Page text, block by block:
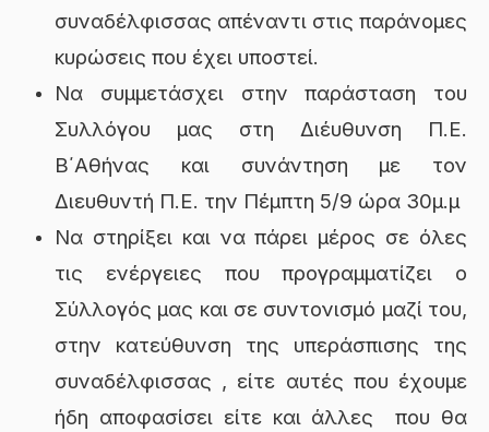
συναδέλφισσας απέναντι στις παράνομες
κυρώσεις που έχει υποστεί.
Να συμμετάσχει στην παράσταση του
Συλλόγου μας στη Διέυθυνση Π.Ε.
Β΄Αθήνας και συνάντηση με τον
Διευθυντή Π.Ε. την Πέμπτη 5/9 ώρα 30μ.μ
Να στηρίξει και να πάρει μέρος σε όλες
τις ενέργειες που προγραμματίζει ο
Σύλλογός μας και σε συντονισμό μαζί του,
στην κατεύθυνση της υπεράσπισης της
συναδέλφισσας , είτε αυτές που έχουμε
ήδη αποφασίσει είτε και άλλες που θα